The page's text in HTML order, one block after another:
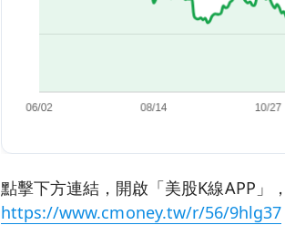
點擊下方連結，開啟「美股K線APP」
https://www.cmoney.tw/r/56/9hlg37